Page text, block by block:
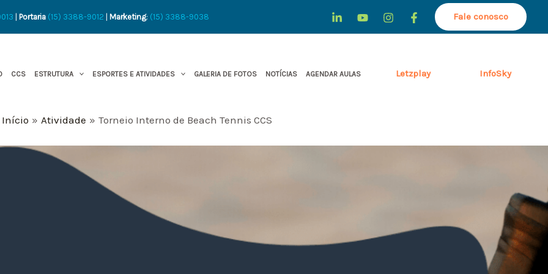
Portaria (15) 3388-9012 Marketing: (15) 3388-9038 Fale conosco
CCS ESTRUTURA ESPORTES E ATIVIDADES GALERIA DE FOTOS NOTÍCIAS AGENDAR AULAS Letzplay InfoSky
Início Atividade Torneio Interno de Beach Tennis CCS